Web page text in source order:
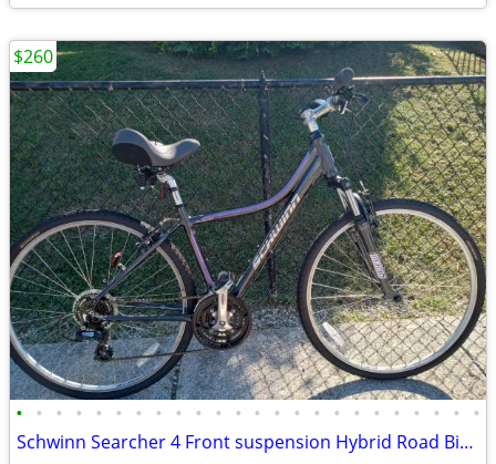
• • • • • • • • • • • • • • • • • • • • • • • •
Schwinn Searcher 4 Front suspension Hybrid Road Bike, Size Medium
$260